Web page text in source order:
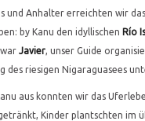
und Anhalter erreichten wir
by Kanu den idyllischen Río
Javier, unser Guide
des riesigen Nigaraguasees
aus konnten wir das
Kinder plantschten im